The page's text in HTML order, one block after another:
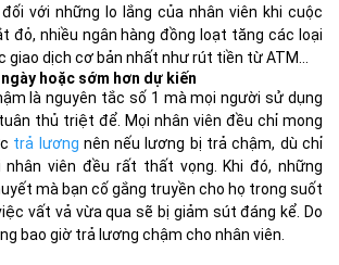
với những lo lắng của nhân viên khi cuộc
đỏ, nhiều ngân hàng đồng loạt tăng các loại
giao dịch cơ bản nhất như rút tiền từ ATM…
hoặc sớm hơn dự kiến
là nguyên tắc số 1 mà mọi người sử dụng
thủ triệt để. Mọi nhân viên đều chỉ mong
trả lương nên nếu lương bị trả chậm, dù chỉ
nhân viên đều rất thất vọng. Khi đó, những
mà bạn cố gắng truyền cho họ trong suốt
vất vả vừa qua sẽ bị giảm sút đáng kể. Do
bao giờ trả lương chậm cho nhân viên.